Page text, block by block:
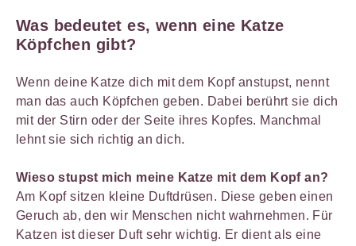
Was bedeutet es, wenn eine Katze
Köpfchen gibt?
Wenn deine Katze dich mit dem Kopf anstupst, nennt
man das auch Köpfchen geben. Dabei berührt sie dich
mit der Stirn oder der Seite ihres Kopfes. Manchmal
lehnt sie sich richtig an dich.
Wieso stupst mich meine Katze mit dem Kopf an?
Am Kopf sitzen kleine Duftdrüsen. Diese geben einen
Geruch ab, den wir Menschen nicht wahrnehmen. Für
Katzen ist dieser Duft sehr wichtig. Er dient als eine